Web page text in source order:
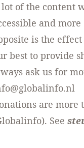
of the content
and more
is the
best to provide
ask us for
are more
See